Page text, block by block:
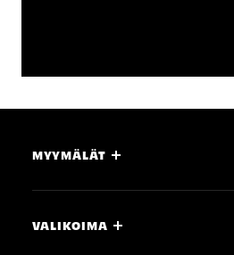
MYYMÄLÄT
VALIKOIMA